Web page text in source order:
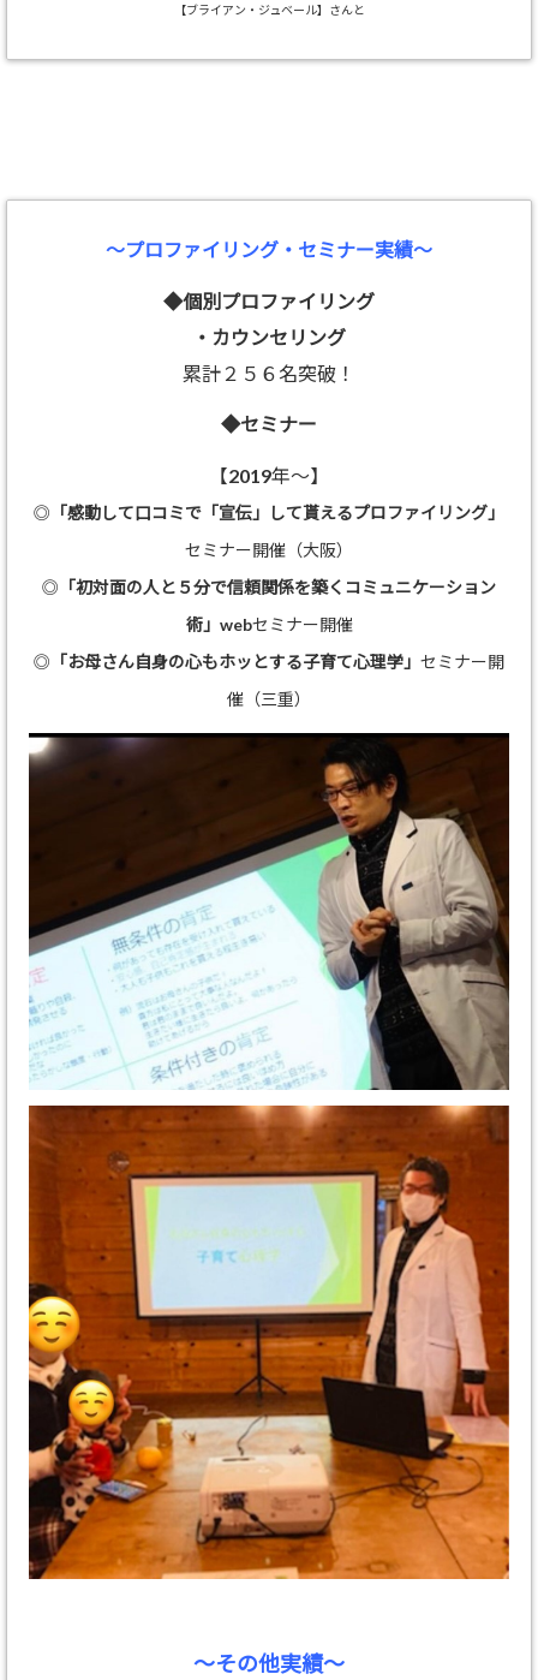
【ブライアン・ジュベール】さんと
～プロファイリング・セミナー実績～
◆個別プロファイリング
・カウンセリング
累計２５６名突破！
◆セミナー
【2019年～】
◎ 「感動して口コミで「宣伝」して貰えるプロファイリング」
セミナー開催（大阪）
◎ 「初対面の人と５分で信頼関係を築くコミュニケーション
術」 webセミナー開催
◎ 「お母さん自身の心もホッとする子育て心理学」 セミナー開
催（三重）
～その他実績～